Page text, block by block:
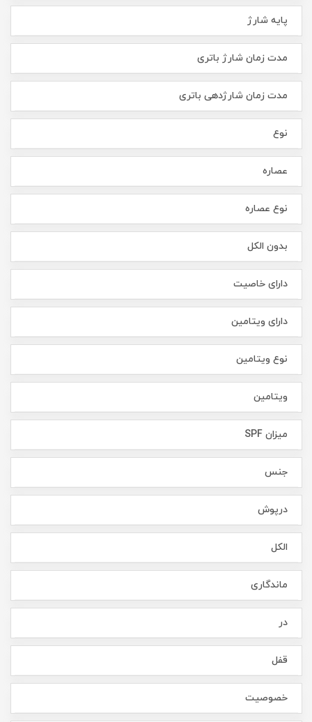
پایه شارژ
مدت زمان شارژ باتری
مدت زمان شارژدهی باتری
نوع
عصاره
نوع عصاره
بدون الکل
دارای خاصیت
دارای ویتامین
نوع ویتامین
ویتامین
میزان SPF
جنس
درپوش
الکل
ماندگاری
در
قفل
خصوصیت